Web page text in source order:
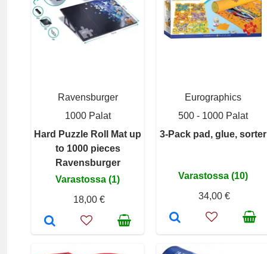
Ravensburger
1000 Palat
Hard Puzzle Roll Mat up
to 1000 pieces
Ravensburger
Varastossa (1)
18,00 €
Eurographics
500 - 1000 Palat
3-Pack pad, glue, sorter
Varastossa (10)
34,00 €